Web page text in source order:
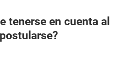
tenerse en cuenta al
postularse?